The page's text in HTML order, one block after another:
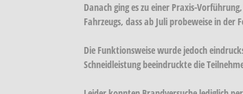
Danach ging es zu einer Praxis-
Fahrzeugs, dass ab Juli probeweise in
Die Funktionsweise wurde jedoch
Schneidleistung beeindruckte die